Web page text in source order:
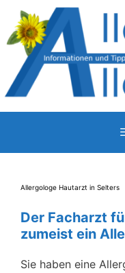
Zum
Inhalt
springen
Allergologe Hautarzt in Selters
Der Facharzt
zumeist ein
Sie haben eine